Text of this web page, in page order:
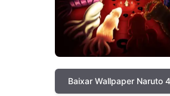
Baixar Wallpaper Naruto